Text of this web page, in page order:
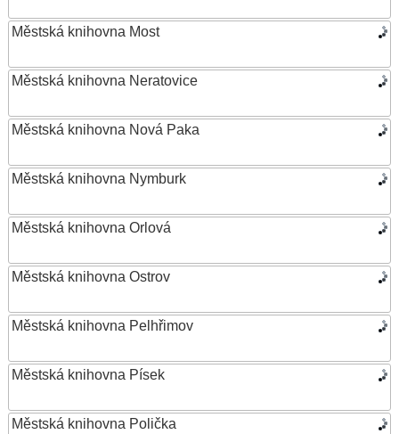
Městská knihovna Most
Městská knihovna Neratovice
Městská knihovna Nová Paka
Městská knihovna Nymburk
Městská knihovna Orlová
Městská knihovna Ostrov
Městská knihovna Pelhřimov
Městská knihovna Písek
Městská knihovna Polička